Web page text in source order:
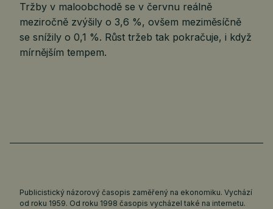
Tržby v maloobchodě se v červnu reálně
meziročně zvýšily o 3,6 %, ovšem meziměsíčně
se snížily o 0,1 %. Růst tržeb tak pokračuje, i když
mírnějším tempem.
Publicistický názorový časopis zaměřený na ekonomiku. Vychází
od roku 1959. Od roku 1998 časopis vycházel také na internetu.